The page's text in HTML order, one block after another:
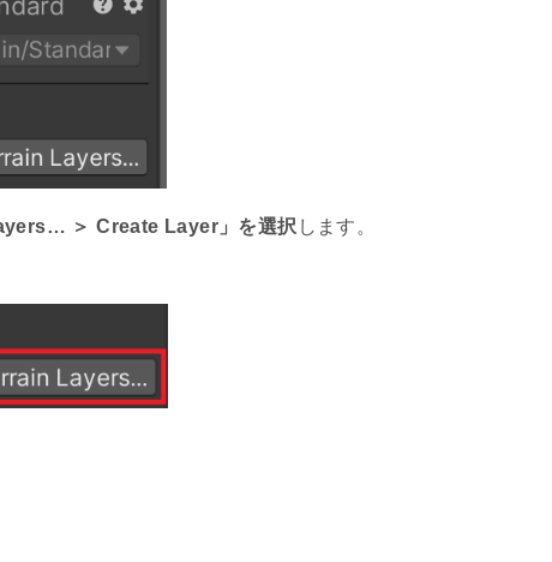
＞ Create Layer」を選択 します。